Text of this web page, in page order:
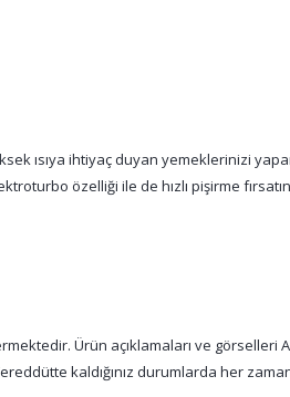
ısıya ihtiyaç duyan yemeklerinizi
özelliği ile de hızlı pişirme
Ürün açıklamaları ve görselleri
kaldığınız durumlarda her